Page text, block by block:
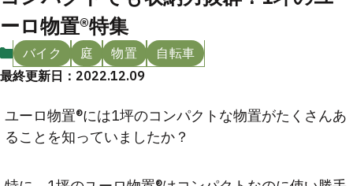
ーロ物置®特集
バイク 庭 物置
自転車
最終更新日：2022.12.09
ユーロ物置®には1坪のコンパクトな物置がたくさんあ
ることを知っていましたか？